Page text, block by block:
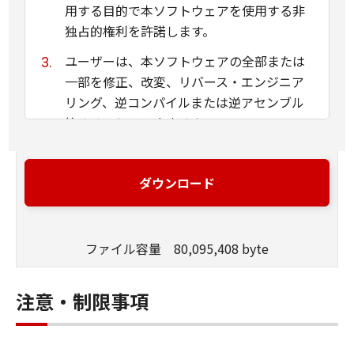
用する目的で本ソフトウェアを使用する非
独占的権利を許諾します。
ユーザーは、本ソフトウェアの全部または
一部を修正、改変、リバース・エンジニア
リング、逆コンパイルまたは逆アセンブル
等することはできません。
ン株式会社およびキヤノンのライセンサー
は、本ソフトウェアがユーザーの特定の目
がないこと、その他本ソフトウェアに関し
キヤノン、キヤノンマーケティングジャパ
ン株式会社およびキヤノンのライセンサー
ダウンロード
ファイル容量 80,095,408 byte
注意・制限事項